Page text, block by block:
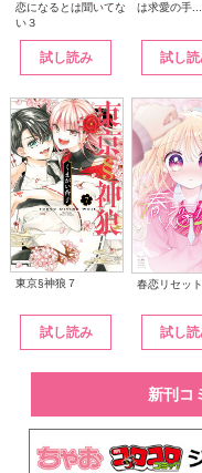
恋になるとは聞いてな
い３
試し読み
は求愛の手...
試し
東京§神狼７
試し読み
春恋リセット
試し
新刊コ